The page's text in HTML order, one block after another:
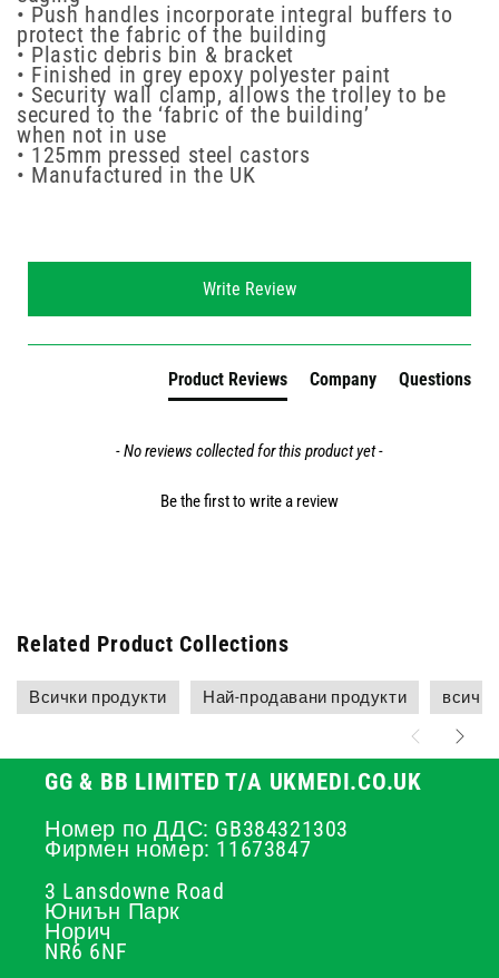
• Push handles incorporate integral buffers to
protect the fabric of the building
• Plastic debris bin & bracket
• Finished in grey epoxy polyester paint
• Security wall clamp, allows the trolley to be
secured to the ‘fabric of the building’
when not in use
• 125mm pressed steel castors
• Manufactured in the UK
Write Review
Product Reviews Company Questions
- No reviews collected for this product yet -
Be the first to write a review
Related Product Collections
Всички продукти Най-продавани продукти всичко
GG & BB LIMITED T/A UKMEDI.CO.UK
Номер по ДДС: GB384321303
Фирмен номер: 11673847
3 Lansdowne Road
Юниън Парк
Норич
NR6 6NF